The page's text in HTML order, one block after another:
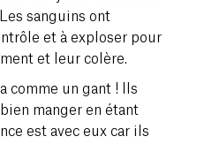
sanguins ont
et à exploser pour
et leur colère.
comme un gant ! Ils
manger en étant
est avec eux car ils